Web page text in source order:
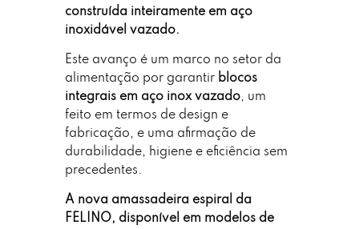
construída inteiramente em aço
inoxidável vazado.
Este avanço é um marco no setor da
alimentação por garantir blocos
integrais em aço inox vazado, um
feito em termos de design e
fabricação, e uma afirmação de
durabilidade, higiene e eficiência sem
precedentes.
A nova amassadeira espiral da
FELINO, disponível em modelos de